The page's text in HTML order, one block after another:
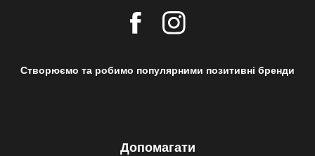
Створюємо та робимо популярними позитивні бренди
Допомагати